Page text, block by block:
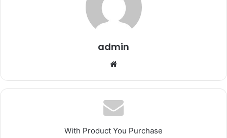
admin
With Product You Purchase